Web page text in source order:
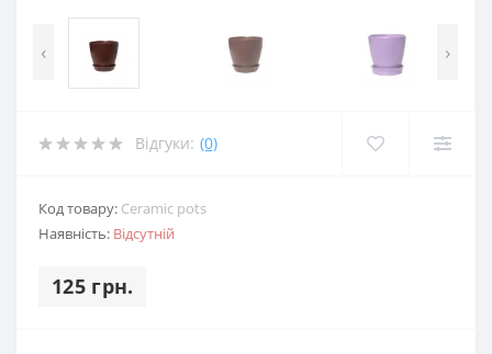
‹ ›
Відгуки: (0)
Код товару: Ceramic pots
Наявність: Відсутній
125 грн.